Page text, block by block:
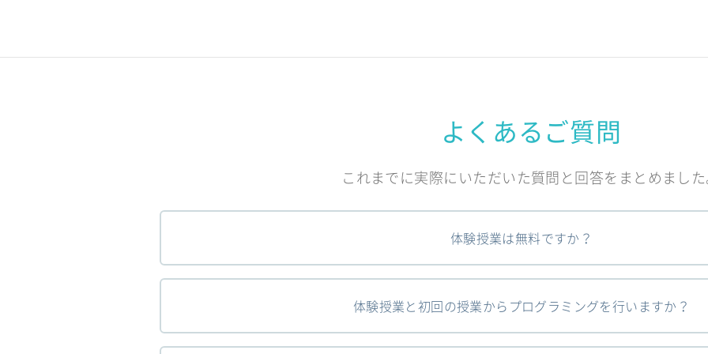
よくあるご質問
これまでに実際にいただいた質問と回答をまとめまし
体験授業は無料ですか？
体験授業と初回の授業からプログラミングを行いますか？